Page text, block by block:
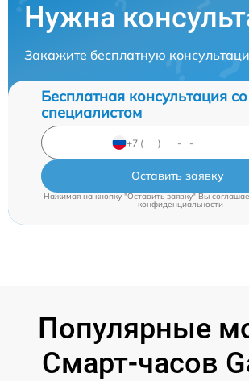
Нужна
Закажите бесплатную
Бесплатная консультация со
специалистом
Оставить заявку
Нажимая на кнопку "Оставить заявку" Вы
конфиденциальности
Популярные
Смарт-часов